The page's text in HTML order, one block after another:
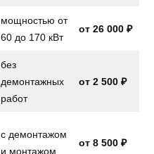
мощностью от
60 до 170 кВт
от 26 000 ₽
без
демонтажных
работ
от 2 500 ₽
с демонтажом
и монтажом
от 8 500 ₽